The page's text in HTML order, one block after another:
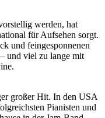
werden, hat
für Aufsehen sorgt.
und feingesponnenen
und viel zu lange mit
großer Hit. In den USA
Pianisten und